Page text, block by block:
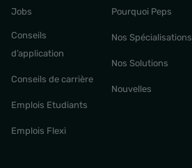
Jobs
Conseils
d’application
Conseils de carrière
Emplois Etudiants
Emplois Flexi
Pourquoi Peps
Nos Spécialisations
Nos Solutions
Nouvelles